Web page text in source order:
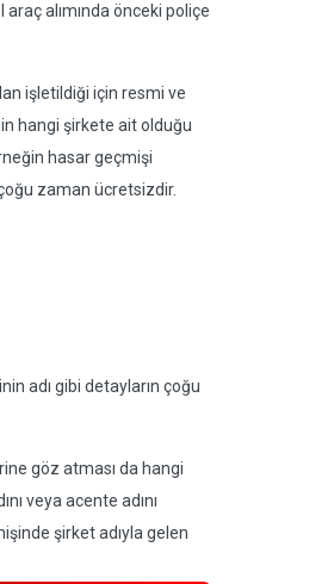
alımında önceki poliçe
işletildiği için resmi ve
hangi şirkete ait olduğu
hasar geçmişi
zaman ücretsizdir.
adı gibi detayların çoğu
göz atması da hangi
veya acente adını
şirket adıyla gelen